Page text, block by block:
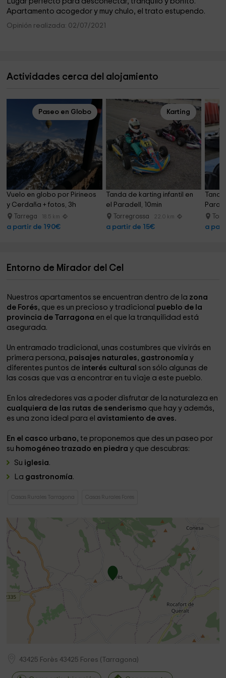
Apartamento acogedor y muy chulo, el trato estupendo.
Opinión realizada: 02/07/2021
Actividades cerca del alojamiento
Paseo en Globo
Vuelo en globo por Pirineos
y Cerdaña + fotos, 3h
Tarrega 18.5 km
a partir de 190€
Karting
Tanda de karting infantil en
el Paradell, 10min
Torregrossa 22.0 km
a partir de 15€ a
Entorno de Mirador del Cel
Nuestros apartamentos se encuentran dentro de la zona
de Forés, que es un precioso y tradicional pueblo de la
provincia de Tarragona en el que la tranquilidad está
asegurada.
Un entramado tradicional, unas costumbres que vivirás en
primera persona, paisajes naturales, gastronomía y
diferentes puntos de interés cultural son sólo algunas de
las cosas que vas a encontrar en tu viaje a este pueblo.
En los alrededores vas a poder disfrutar de la naturaleza en
cualquiera de las rutas de senderismo que hay y además,
es una zona ideal para el avistamiento de aves.
En el casco urbano, te proponemos que des un paseo por
su homogéneo trazado en piedra y que descubras:
Su iglesia.
La gastronomía.
Casas Rurales Tarragona Casas Rurales Fores
43425 Forès 43425 Fores ( Tarragona)